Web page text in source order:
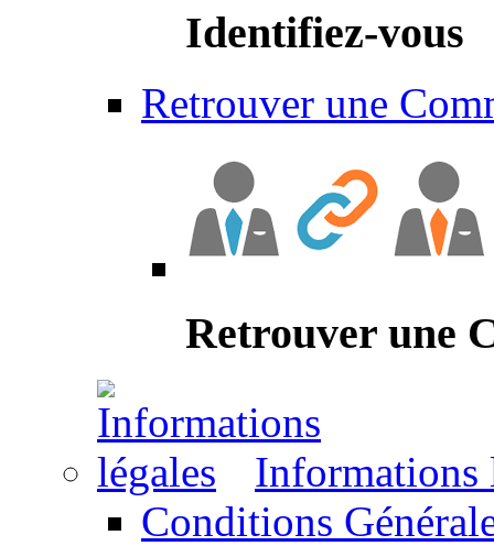
Identifiez-vous
Retrouver une
Retrouver une
Informations
Conditions